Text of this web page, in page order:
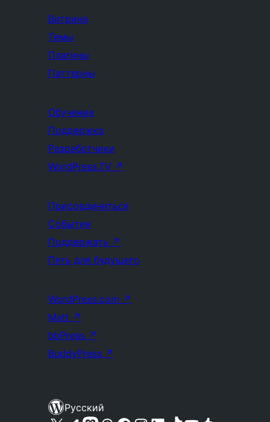
Витрина
Темы
Плагины
Паттерны
Обучение
Поддержка
Разработчики
WordPress.TV ↗
Присоединиться
События
Поддержать ↗
Пять для будущего
WordPress.com ↗
Matt ↗
bbPress ↗
BuddyPress ↗
Русский